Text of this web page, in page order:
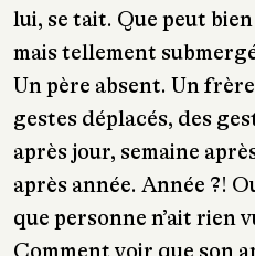
lui, se tait. Que peut
mais tellement
Un père absent. Un
gestes déplacés, des
après jour, semaine
après année. Année ?!
que personne n’ait rien
Comment voir que son